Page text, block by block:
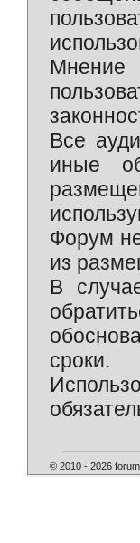
Все
иные
Форум
из
В
сроки.
© 2010 - 2026